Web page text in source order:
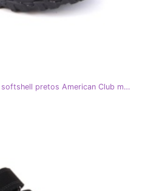
Calçados esportivos de trekking softshell pretos American Club masculinos